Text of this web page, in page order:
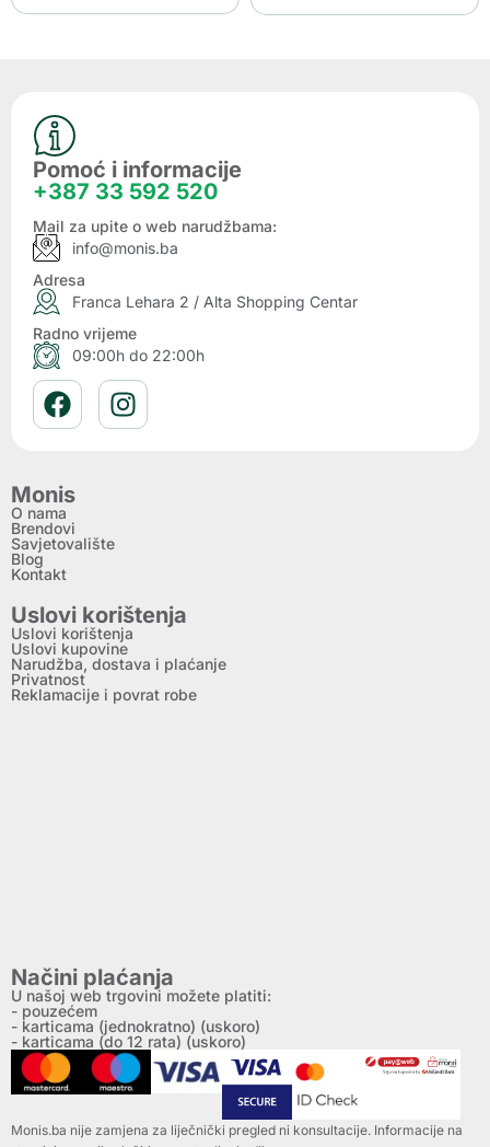
Pomoć i informacije
+387 33 592 520
Mail za upite o web narudžbama:
info@monis.ba
Adresa
Franca Lehara 2 / Alta Shopping Centar
Radno vrijeme
09:00h do 22:00h
Monis
O nama
Brendovi
Savjetovalište
Blog
Kontakt
Uslovi korištenja
Uslovi korištenja
Uslovi kupovine
Narudžba, dostava i plaćanje
Privatnost
Reklamacije i povrat robe
Načini plaćanja
U našoj web trgovini možete platiti:
- pouzećem
- karticama (jednokratno) (uskoro)
- karticama (do 12 rata) (uskoro)
Monis.ba nije zamjena za liječnički pregled ni konsultacije. Informacije na